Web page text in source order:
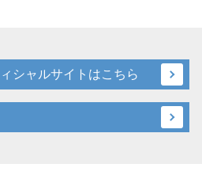
シャルサイトはこちら